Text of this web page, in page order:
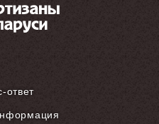
ответ